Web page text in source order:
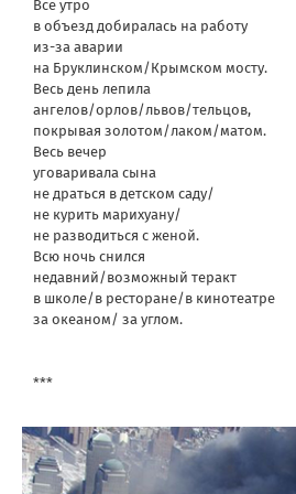
Все утро
в объезд добиралась на работу
из-за аварии
на Бруклинском/Крымском мосту.
Весь день лепила
ангелов/орлов/львов/тельцов,
покрывая золотом/лаком/матом.
Весь вечер
уговаривала сына
не драться в детском саду/
не курить марихуану/
не разводиться с женой.
Всю ночь снился
недавний/возможный теракт
в школе/в ресторане/в кинотеатре
за океаном/ за углом.
***